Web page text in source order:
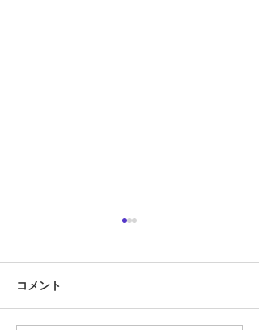
勝負の夏
コメント